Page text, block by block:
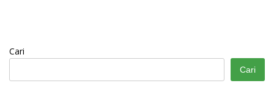
Cari
Cari